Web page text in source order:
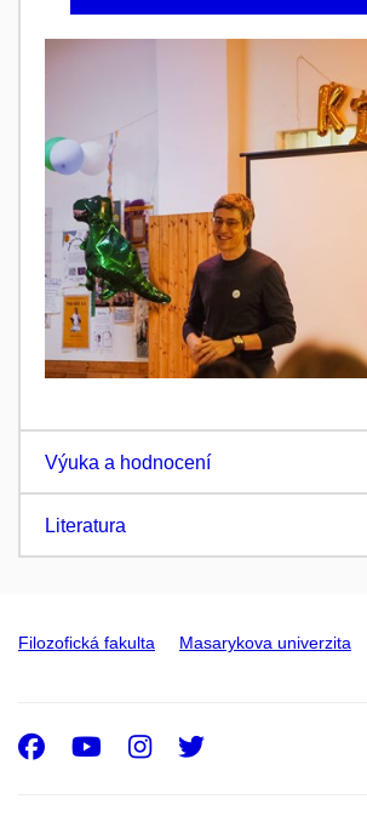
Výuka a hodnocení
Literatura
Filozofická fakulta Masarykova univerzita
Facebook
Youtube
Instagram
Twitter